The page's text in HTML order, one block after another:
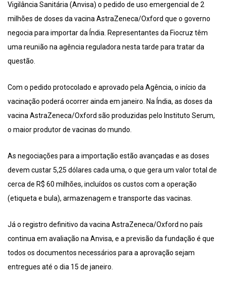
Vigilância Sanitária (Anvisa) o pedido de uso emergencial de 2
milhões de doses da vacina AstraZeneca/Oxford que o governo
negocia para importar da Índia. Representantes da Fiocruz têm
uma reunião na agência reguladora nesta tarde para tratar da
questão.
Com o pedido protocolado e aprovado pela Agência, o início da
vacinação poderá ocorrer ainda em janeiro. Na Índia, as doses da
vacina AstraZeneca/Oxford são produzidas pelo Instituto Serum,
o maior produtor de vacinas do mundo.
As negociações para a importação estão avançadas e as doses
devem custar 5,25 dólares cada uma, o que gera um valor total de
cerca de R$ 60 milhões, incluídos os custos com a operação
(etiqueta e bula), armazenagem e transporte das vacinas.
Já o registro definitivo da vacina AstraZeneca/Oxford no país
continua em avaliação na Anvisa, e a previsão da fundação é que
todos os documentos necessários para a aprovação sejam
entregues até o dia 15 de janeiro.